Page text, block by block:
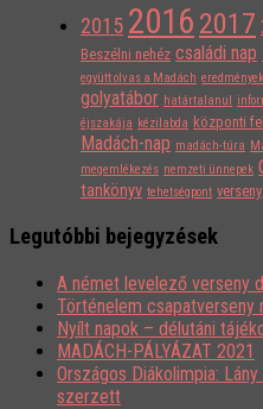
2015 2016 2017
Beszélni nehéz családi nap
együtt olvas a Madách eredmények
golyatábor határtalanul
éjszakája kézilabda központi
Madách-nap madách-túra
megemlékezés nemzeti ünnepek
tankönyv tehetségpont verseny
Legutóbbi bejegyzések
A német levelező verseny
Történelem csapatverseny
Nyílt napok – délutáni
MADÁCH-PÁLYÁZAT 2021
Országos Diákolimpia:
szerzett